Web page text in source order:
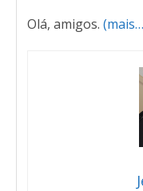
Olá, amigos.